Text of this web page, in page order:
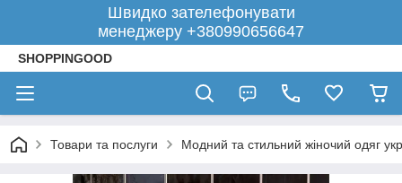
Швидко зателефонувати
менеджеру +380990656647
SHOPPINGOOD
Товари та послуги Модний та стильний жіночий одяг